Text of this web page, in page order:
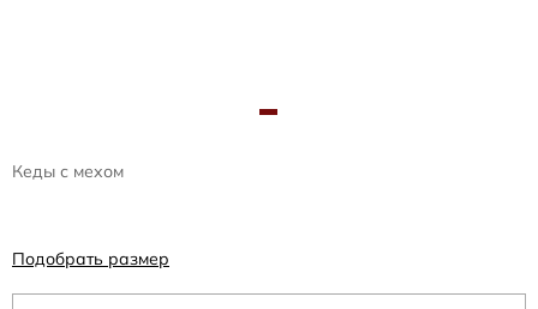
Кеды с мехом
Подобрать размер